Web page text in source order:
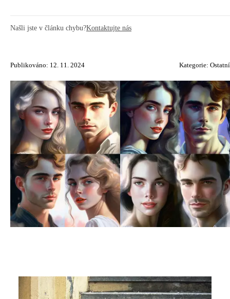
Našli jste v článku chybu?Kontaktujte nás
Publikováno: 12. 11. 2024 Kategorie: Ostatní